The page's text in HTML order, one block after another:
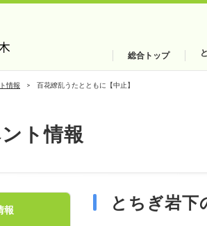
総合トップ
情報 百花繚乱うたとともに【中止】
ト情報
とちぎ岩下
報